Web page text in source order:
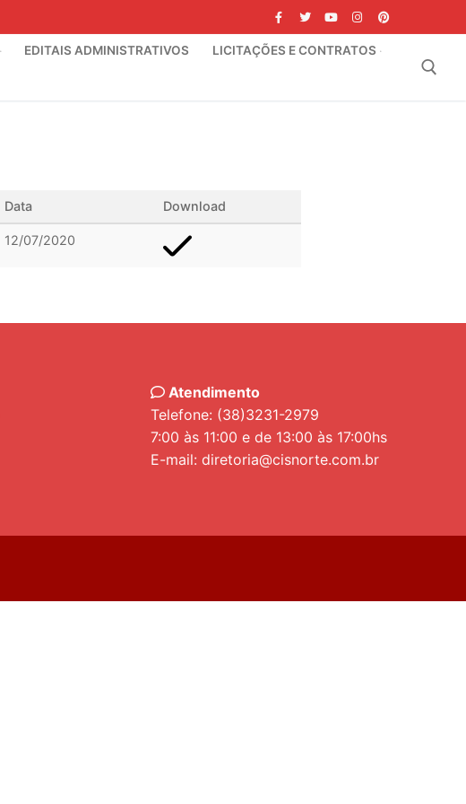
EDITAIS ADMINISTRATIVOS LICITAÇÕES E CONTRATOS
Data Download
12/07/2020
Atendimento
Telefone: (38)3231-2979
7:00 às 11:00 e de 13:00 às 17:00hs
E-mail: diretoria@cisnorte.com.br